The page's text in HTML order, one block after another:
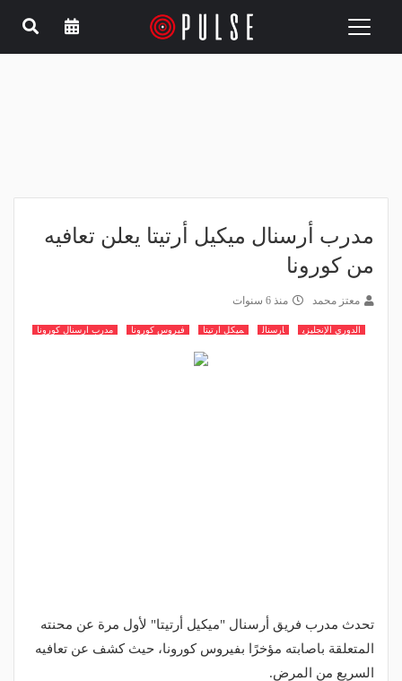
Toggle
مدرب أرسنال ميكيل أرتيتا يعلن تعافيه
من كورونا
معتز محمد منذ 6 سنوات
الدوري الإنجليزي ارسنال ميكل ارتيتا فيروس كورونا مدرب ارسنال كورونا
تحدث مدرب فريق أرسنال "ميكيل أرتيتا" لأول مرة عن محنته
المتعلقة باصابته مؤخرًا بفيروس كورونا، حيث كشف عن تعافيه
السريع من المرض.